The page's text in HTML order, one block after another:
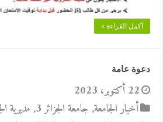
أكمل القراءة »
دعوة عامة
22 أكتوبر، 2023
أخبار الجامعة, جامعة الجزائر 3 , مديرية